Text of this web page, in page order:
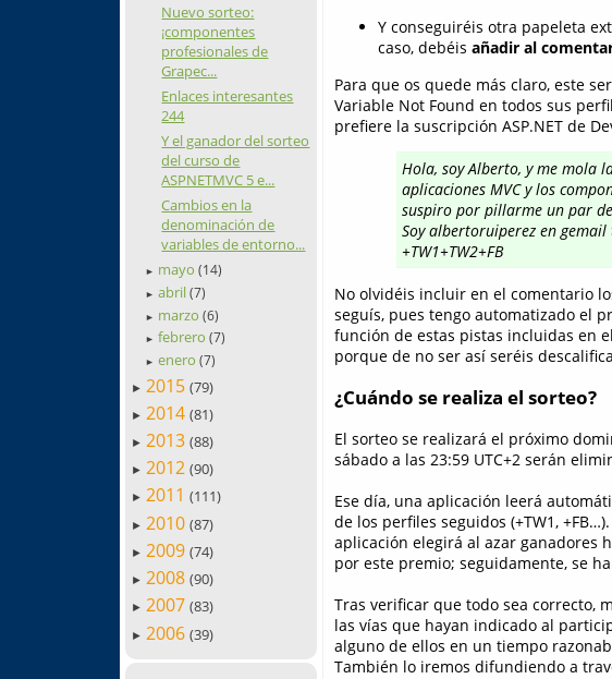
Nuevo sorteo:
¡componentes
profesionales de
Grapec...
Enlaces interesantes
244
Y el ganador del sorteo
del curso de
ASPNETMVC 5 e...
Cambios en la
denominación de
variables de entorno...
► mayo(14)
► abril(7)
► marzo(6)
► febrero(7)
► enero(7)
► 2015 (79)
► 2014 (81)
► 2013 (88)
► 2012 (90)
► 2011 (111)
► 2010 (87)
► 2009 (74)
► 2008 (90)
► 2007 (83)
► 2006 (39)
Y conseguiréis otra papeleta
caso, debéis añadir al
Para que os quede más claro, este
Variable Not Found en todos sus
prefiere la suscripción ASP.NET de
Hola, soy Alberto, y me mola
aplicaciones MVC y los
suspiro por pillarme un par
Soy albertoruiperez en
+TW1+TW2+FB
No olvidéis incluir en el comentario
seguís, pues tengo automatizado el
función de estas pistas incluidas en
porque de no ser así seréis
¿Cuándo se realiza el sorteo?
El sorteo se realizará el próximo
sábado a las 23:59 UTC+2 serán
Ese día, una aplicación leerá
de los perfiles seguidos (+TW1,
aplicación elegirá al azar ganadores
por este premio; seguidamente, se
Tras verificar que todo sea correcto,
las vías que hayan indicado al
alguno de ellos en un tiempo
También lo iremos difundiendo a